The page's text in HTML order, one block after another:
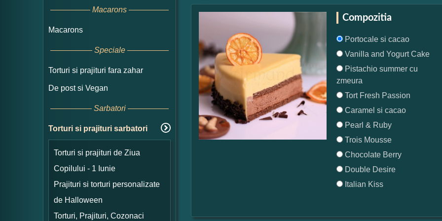
Macarons
Macarons
Speciale
Torturi si prajituri fara zahar
De post si Vegan
Sarbatori
Torturi si prajituri sarbatori
Torturi si prajituri de Ziua
Copilului - 1 Iunie
Prajituri si torturi personalizate
de Halloween
Torturi, Prajituri, Cozonaci
Compozitia
Portocale si cacao
Vanilla and Yogurt Cake
Pistachio summer cu
zmeura
Tort Fresh Passion
Caramel si cacao
Pearl & Ruby
Trois Mousse
Chocolate Berry
Double Desire
Italian Kiss